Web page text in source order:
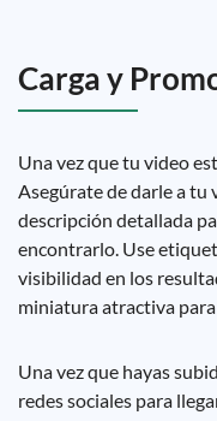
Carga y
Una vez que tu video
Asegúrate de darle a tu
descripción detallada
encontrarlo. Use
visibilidad en los
miniatura atractiva
Una vez que hayas
redes sociales para